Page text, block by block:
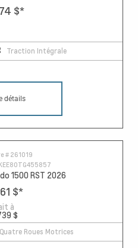
$*
Traction Intégrale
détails
# 261019
1500 RST 2026
$*
à
$
Quatre Roues Motrices